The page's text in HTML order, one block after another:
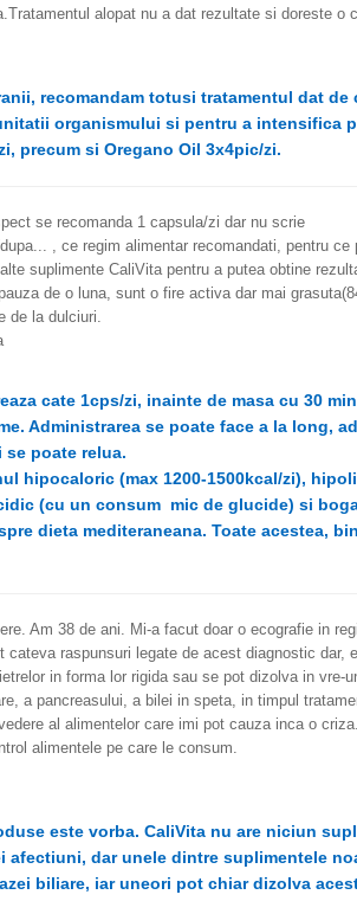
alopat nu a dat rezultate si doreste o
recomandam totusi tratamentul dat de
organismului si pentru a intensifica
precum si Oregano Oil 3x4pic/zi.
se recomanda 1 capsula/zi dar nu scrie
, ce regim alimentar recomandati, pentru ce
suplimente CaliVita pentru a putea obtine
de o luna, sunt o fire activa dar mai
de la dulciuri.
cate 1cps/zi, inainte de masa cu 30
Administrarea se poate face a la long,
se poate relua.
hipocaloric (max 1200-1500kcal/zi),
(cu un consum mic de glucide) si
dieta mediteraneana. Toate acestea,
Am 38 de ani. Mi-a facut doar o ecografie in
raspunsuri legate de acest diagnostic dar,
in forma lor rigida sau se pot dizolva in vre-
a pancreasului, a bilei in speta, in timpul
al alimentelor care imi pot cauza inca o
alimentele pe care le consum.
este vorba. CaliVita nu are niciun
afectiuni, dar unele dintre suplimentele
biliare, iar uneori pot chiar dizolva